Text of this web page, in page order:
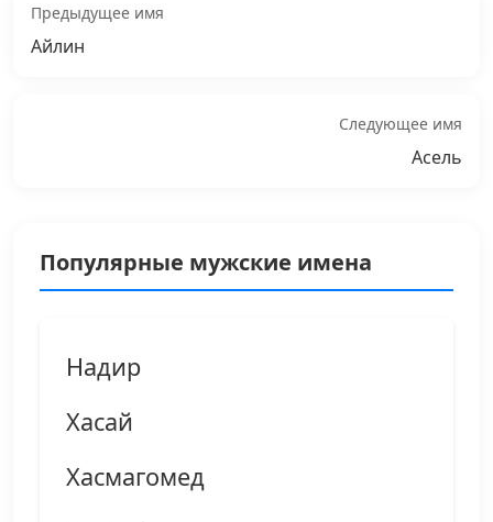
Предыдущее имя
Айлин
Следующее имя
Асель
Популярные мужские имена
Надир
Хасай
Хасмагомед